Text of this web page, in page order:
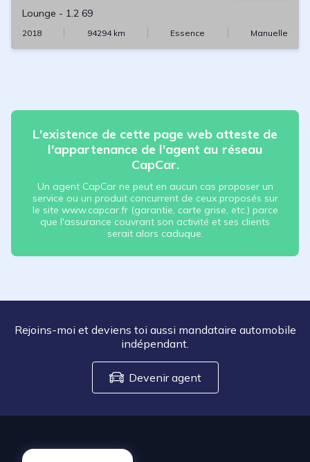
Lounge - 1.2 69
2018 94294km Essence Manuelle
L'existence de cette page web atteste de
l'appartenance de l'agent au réseau
CapCar.
Un agent CapCar ne peut en aucun cas proposer un
service ou un produit concurrent de ceux proposés sur
le site www.capcar.fr (garantie, carte grise, etc.) parce
que l'assurance couvrant son activité et ses clients
serait alors caduque.
Rejoins-moi et deviens toi aussi mandataire automobile
indépendant.
Devenir agent